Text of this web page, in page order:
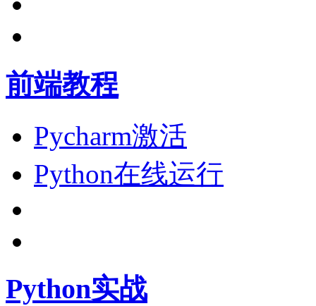
前端教程
Pycharm激活
Python在线运行
Python实战